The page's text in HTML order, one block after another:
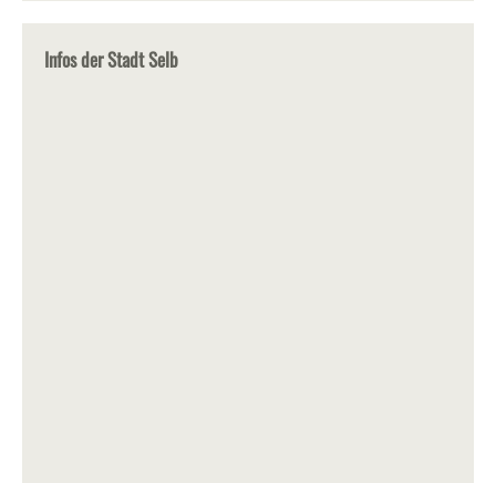
Infos der Stadt Selb